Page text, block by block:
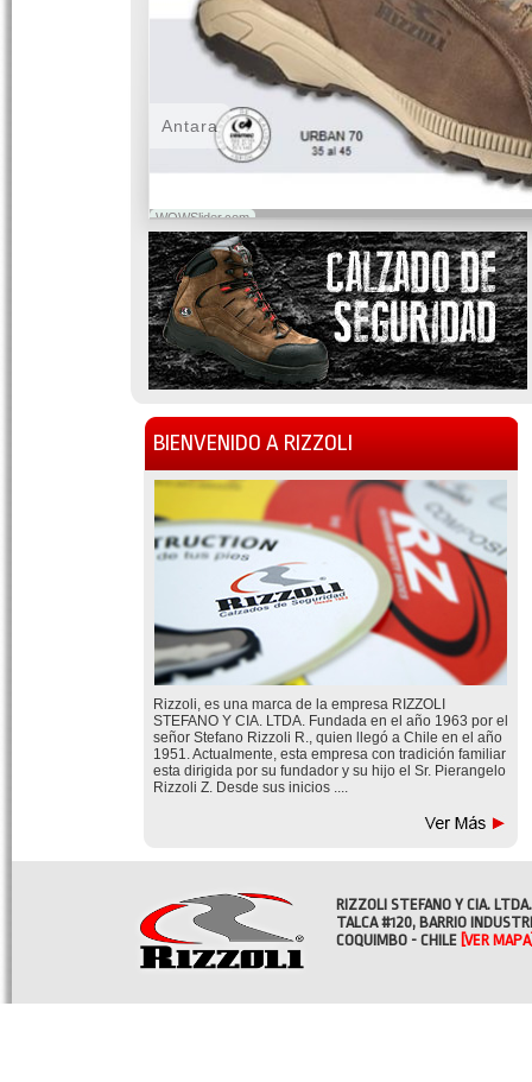
WOWSlider.com
Antara
BIENVENIDO A RIZZOLI
Rizzoli, es una marca de la empresa RIZZOLI
STEFANO Y CIA. LTDA. Fundada en el año 1963 por el
señor Stefano Rizzoli R., quien llegó a Chile en el año
1951. Actualmente, esta empresa con tradición familiar
esta dirigida por su fundador y su hijo el Sr. Pierangelo
Rizzoli Z. Desde sus inicios ....
RIZZOLI STEFANO Y CIA. LTDA.
TALCA #120, BARRIO
COQUIMBO - CHILE [VER